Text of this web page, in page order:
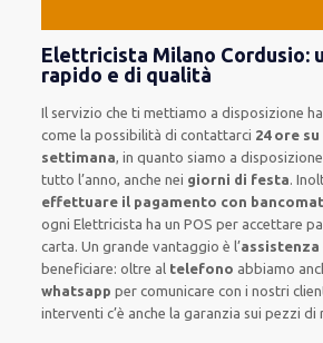
Elettricista Milano Cordusio:
rapido e di qualità
Il servizio che timettiamo a disposizione
come la possibilità di contattarci 24 ore su
settimana, in quanto siamo a disposizione
tutto l’anno, anche nei giorni di festa.
effettuare il pagamento con bancomat
ogni Elettricista haun POSper accettare
carta.Un grande vantaggio è l’assistenza
beneficiare: oltre al telefono abbiamo
whatsappper comunicare con i nostri
interventi c’è anche lagaranzia sui pezzi di